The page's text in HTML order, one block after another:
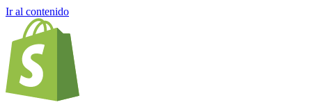
Ir al contenido